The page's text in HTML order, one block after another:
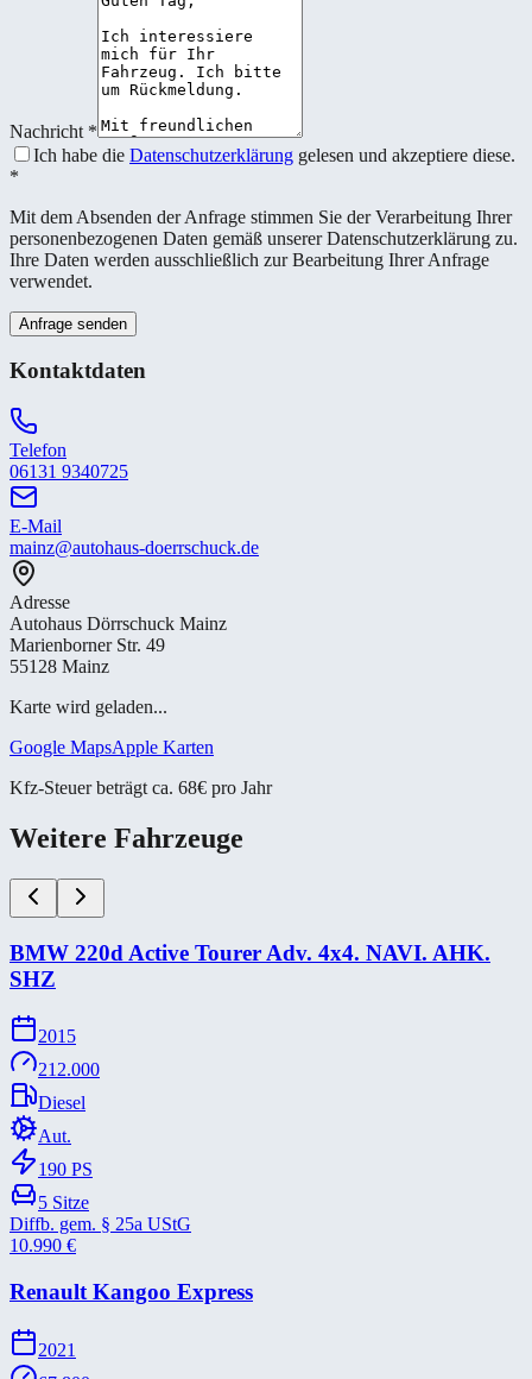
Nachricht *
Ich habe die Datenschutzerklärung gelesen und akzeptiere diese.
*
Mit dem Absenden der Anfrage stimmen Sie der Verarbeitung Ihrer
personenbezogenen Daten gemäß unserer Datenschutzerklärung zu.
Ihre Daten werden ausschließlich zur Bearbeitung Ihrer Anfrage
verwendet.
Anfrage senden
Kontaktdaten
Telefon
06131 9340725
E-Mail
mainz@autohaus-doerrschuck.de
Adresse
Autohaus Dörrschuck Mainz
Marienborner Str. 49
55128 Mainz
Karte wird geladen...
Google MapsApple Karten
Kfz-Steuer beträgt ca. 68€ pro Jahr
Weitere Fahrzeuge
BMW 220d Active Tourer Adv. 4x4. NAVI. AHK.
SHZ
2015
212.000
Diesel
Aut.
190 PS
5 Sitze
Diffb. gem. § 25a UStG
10.990 €
Renault Kangoo Express
2021